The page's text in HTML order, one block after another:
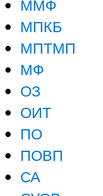
ММФ
МПКБ
МПТМП
МФ
ОЗ
ОИТ
ПО
ПОВП
СА